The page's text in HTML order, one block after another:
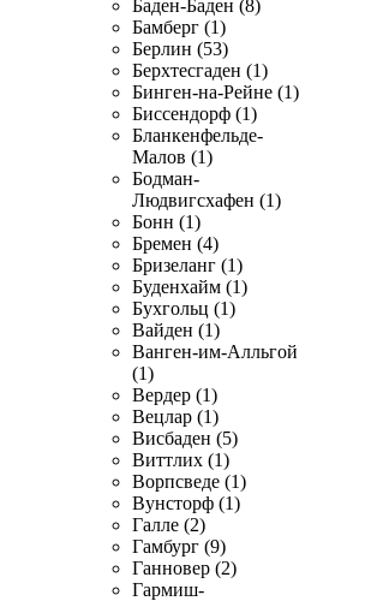
Баден-Баден (8)
Бамберг (1)
Берлин (53)
Берхтесгаден (1)
Бинген-на-Рейне (1)
Биссендорф (1)
Бланкенфельде-
Малов (1)
Бодман-
Людвигсхафен (1)
Бонн (1)
Бремен (4)
Бризеланг (1)
Буденхайм (1)
Бухгольц (1)
Вайден (1)
Ванген-им-Алльгой
(1)
Вердер (1)
Вецлар (1)
Висбаден (5)
Виттлих (1)
Ворпсведе (1)
Вунсторф (1)
Галле (2)
Гамбург (9)
Ганновер (2)
Гармиш-